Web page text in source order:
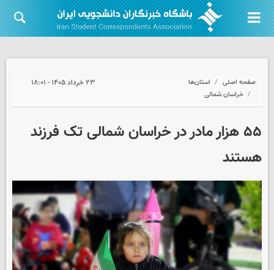
صفحه اصلی
استان‌ها
خراسان شمالی
۲۳ خرداد ۱۴۰۵ - ۱۸:۰۱
۵۵ هزار مادر در خراسان شمالی تک فرزند
هستند